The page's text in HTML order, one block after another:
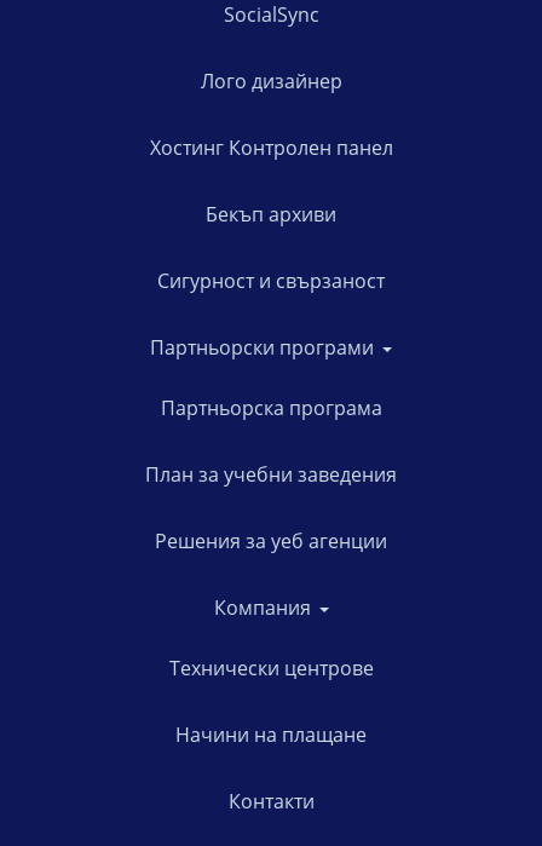
SocialSync
Лого дизайнер
Хостинг Контролен панел
Бекъп архиви
Сигурност и свързаност
Партньорски програми
Партньорска програма
План за учебни заведения
Решения за уеб агенции
Компания
Технически центрове
Начини на плащане
Контакти